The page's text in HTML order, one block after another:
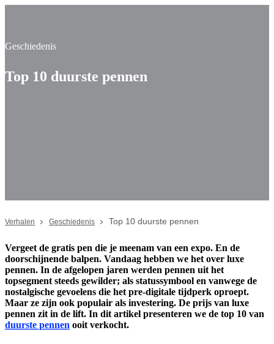
Geschiedenis
Top 10 duurste pennen
Verhalen Geschiedenis Top 10 duurste pennen
Vergeet de gratis pen die je meenam van een expo. En de
doorschijnende balpen. Vandaag hebben we het over luxe
pennen. In de afgelopen jaren werden pennen uit het
topsegment steeds gewilder; als statussymbool en vanwege de
nostalgische gevoelens die het pre-digitale tijdperk oproept.
Maar ze zijn ook populair als investering. De prijs van luxe
pennen zit in de lift. In dit artikel presenteren we de top 10 van
duurste pennen ooit verkocht.